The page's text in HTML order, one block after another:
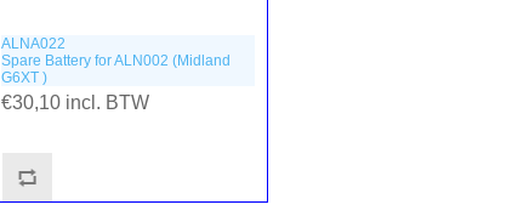
ALNA022
Spare Battery for ALN002 (Midland
G6XT )
€30,10 incl. BTW